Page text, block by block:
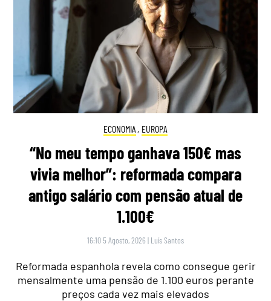
ECONOMIA , EUROPA
“No meu tempo ganhava 150€ mas
vivia melhor”: reformada compara
antigo salário com pensão atual de
1.100€
16:10 5 Agosto, 2026 | Luís Santos
Reformada espanhola revela como consegue gerir
mensalmente uma pensão de 1.100 euros perante
preços cada vez mais elevados